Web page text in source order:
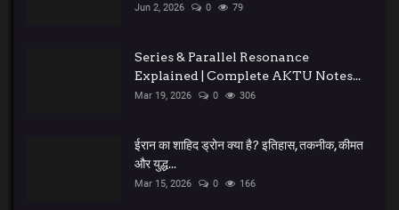
Jun 2, 2026 0 79
Series & Parallel Resonance
Explained | Complete AKTU Notes...
Mar 19, 2026 0 306
ईरान का शाहिद ड्रोन क्या है? इतिहास, तकनीक, कीमत
और युद्ध...
Mar 15, 2026 0 166